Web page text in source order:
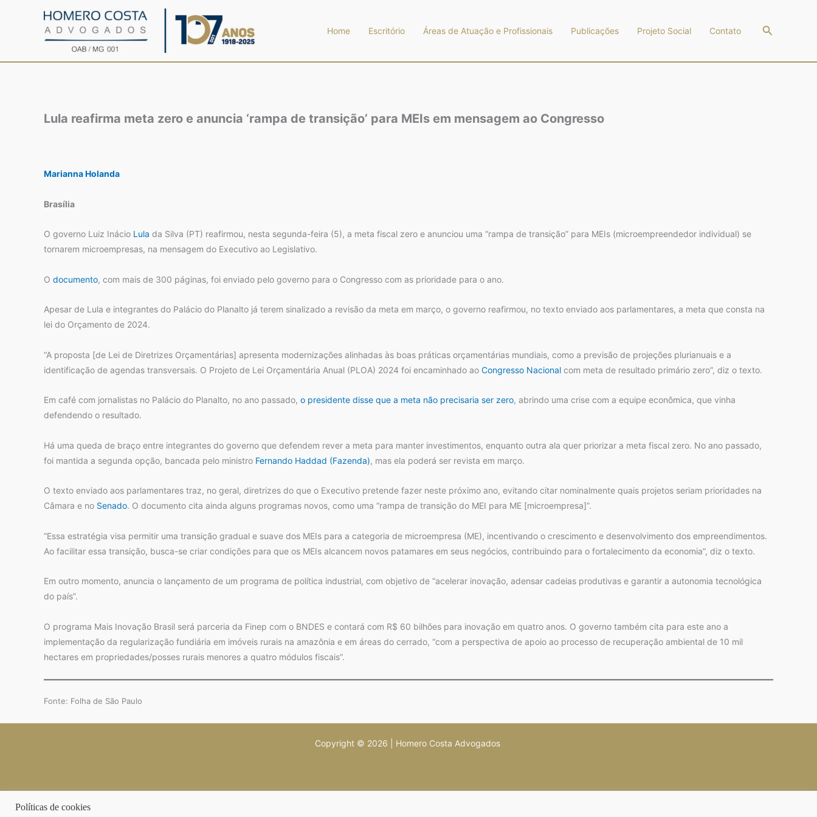
Home Escritório Áreas de Atuação e Profissionais Publicações Projeto Social Contato Pesquisar
Lula reafirma meta zero e anuncia ‘rampa de transição’ para MEIs em mensagem ao Congresso
Marianna Holanda
Brasília
O governo Luiz Inácio Lula da Silva (PT) reafirmou, nesta segunda-feira (5), a meta fiscal zero e anunciou uma “rampa de transição” para MEIs (microempreendedor individual) se
tornarem microempresas, na mensagem do Executivo ao Legislativo.
O documento, com mais de 300 páginas, foi enviado pelo governo para o Congresso com as prioridade para o ano.
Apesar de Lula e integrantes do Palácio do Planalto já terem sinalizado a revisão da meta em março, o governo reafirmou, no texto enviado aos parlamentares, a meta que consta na
lei do Orçamento de 2024.
“A proposta [de Lei de Diretrizes Orçamentárias] apresenta modernizações alinhadas às boas práticas orçamentárias mundiais, como a previsão de projeções plurianuais e a
identificação de agendas transversais. O Projeto de Lei Orçamentária Anual (PLOA) 2024 foi encaminhado ao Congresso Nacional com meta de resultado primário zero”, diz o texto.
Em café com jornalistas no Palácio do Planalto, no ano passado, o presidente disse que a meta não precisaria ser zero, abrindo uma crise com a equipe econômica, que vinha
defendendo o resultado.
Há uma queda de braço entre integrantes do governo que defendem rever a meta para manter investimentos, enquanto outra ala quer priorizar a meta fiscal zero. No ano passado,
foi mantida a segunda opção, bancada pelo ministro Fernando Haddad (Fazenda), mas ela poderá ser revista em março.
O texto enviado aos parlamentares traz, no geral, diretrizes do que o Executivo pretende fazer neste próximo ano, evitando citar nominalmente quais projetos seriam prioridades na
Câmara e no Senado. O documento cita ainda alguns programas novos, como uma “rampa de transição do MEI para ME [microempresa]”.
“Essa estratégia visa permitir uma transição gradual e suave dos MEIs para a categoria de microempresa (ME), incentivando o crescimento e desenvolvimento dos empreendimentos.
Ao facilitar essa transição, busca-se criar condições para que os MEIs alcancem novos patamares em seus negócios, contribuindo para o fortalecimento da economia”, diz o texto.
Em outro momento, anuncia o lançamento de um programa de política industrial, com objetivo de “acelerar inovação, adensar cadeias produtivas e garantir a autonomia tecnológica
do país”.
O programa Mais Inovação Brasil será parceria da Finep com o BNDES e contará com R$ 60 bilhões para inovação em quatro anos. O governo também cita para este ano a
implementação da regularização fundiária em imóveis rurais na amazônia e em áreas do cerrado, “com a perspectiva de apoio ao processo de recuperação ambiental de 10 mil
hectares em propriedades/posses rurais menores a quatro módulos fiscais”.
Fonte: Folha de São Paulo
Copyright © 2026 | Homero Costa Advogados
Políticas de cookies